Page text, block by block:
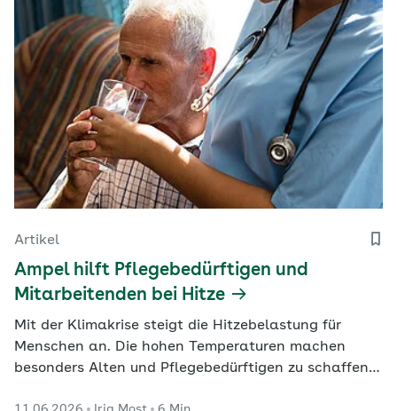
Artikel
Ampel hilft Pflegebedürftigen und
Mitarbeitenden bei Hitze
Mit der Klimakrise steigt die Hitzebelastung für
Menschen an. Die hohen Temperaturen machen
besonders Alten und Pflegebedürftigen zu schaffen.